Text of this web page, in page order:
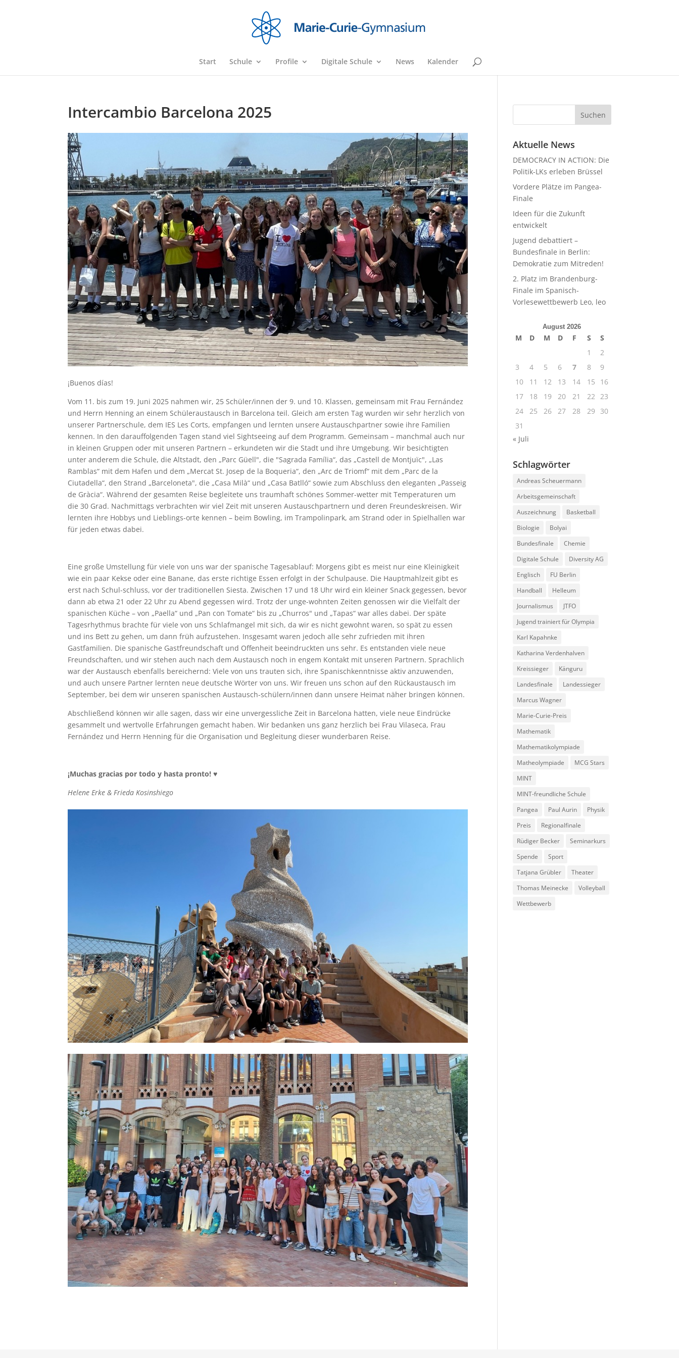
Start Schule Profile Digitale Schule News Kalender
Intercambio Barcelona 2025
¡Buenos días!
Vom 11. bis zum 19. Juni 2025 nahmen wir, 25 Schüler/innen der 9. und 10. Klassen, gemeinsam mit Frau Fernández
und Herrn Henning an einem Schüleraustausch in Barcelona teil. Gleich am ersten Tag wurden wir sehr herzlich von
unserer Partnerschule, dem IES Les Corts, empfangen und lernten unsere Austauschpartner sowie ihre Familien
kennen. In den darauffolgenden Tagen stand viel Sightseeing auf dem Programm. Gemeinsam – manchmal auch nur
in kleinen Gruppen oder mit unseren Partnern – erkundeten wir die Stadt und ihre Umgebung. Wir besichtigten
unter anderem die Schule, die Altstadt, den „Parc Güell", die "Sagrada Família“, das „Castell de Montjuïc", „Las
Ramblas“ mit dem Hafen und dem „Mercat St. Josep de la Boqueria“, den „Arc de Triomf“ mit dem „Parc de la
Ciutadella“, den Strand „Barceloneta", die „Casa Milà“ und „Casa Batlló“ sowie zum Abschluss den eleganten „Passeig
de Gràcia“. Während der gesamten Reise begleitete uns traumhaft schönes Sommer-wetter mit Temperaturen um
die 30 Grad. Nachmittags verbrachten wir viel Zeit mit unseren Austauschpartnern und deren Freundeskreisen. Wir
lernten ihre Hobbys und Lieblings-orte kennen – beim Bowling, im Trampolinpark, am Strand oder in Spielhallen war
für jeden etwas dabei.
Eine große Umstellung für viele von uns war der spanische Tagesablauf: Morgens gibt es meist nur eine Kleinigkeit
wie ein paar Kekse oder eine Banane, das erste richtige Essen erfolgt in der Schulpause. Die Hauptmahlzeit gibt es
erst nach Schul-schluss, vor der traditionellen Siesta. Zwischen 17 und 18 Uhr wird ein kleiner Snack gegessen, bevor
dann ab etwa 21 oder 22 Uhr zu Abend gegessen wird. Trotz der unge-wohnten Zeiten genossen wir die Vielfalt der
spanischen Küche – von „Paella“ und „Pan con Tomate“ bis zu „Churros" und „Tapas“ war alles dabei. Der späte
Tagesrhythmus brachte für viele von uns Schlafmangel mit sich, da wir es nicht gewohnt waren, so spät zu essen
und ins Bett zu gehen, um dann früh aufzustehen. Insgesamt waren jedoch alle sehr zufrieden mit ihren
Gastfamilien. Die spanische Gastfreundschaft und Offenheit beeindruckten uns sehr. Es entstanden viele neue
Freundschaften, und wir stehen auch nach dem Austausch noch in engem Kontakt mit unseren Partnern. Sprachlich
war der Austausch ebenfalls bereichernd: Viele von uns trauten sich, ihre Spanischkenntnisse aktiv anzuwenden,
und auch unsere Partner lernten neue deutsche Wörter von uns. Wir freuen uns schon auf den Rückaustausch im
September, bei dem wir unseren spanischen Austausch-schülern/innen dann unsere Heimat näher bringen können.
Abschließend können wir alle sagen, dass wir eine unvergessliche Zeit in Barcelona hatten, viele neue Eindrücke
gesammelt und wertvolle Erfahrungen gemacht haben. Wir bedanken uns ganz herzlich bei Frau Vilaseca, Frau
Fernández und Herrn Henning für die Organisation und Begleitung dieser wunderbaren Reise.
¡Muchas gracias por todo y hasta pronto!♥️
Helene Erke & Frieda Kosinshiego
Aktuelle News
DEMOCRACY IN ACTION: Die
Politik-LKs erleben Brüssel
Vordere Plätze im Pangea-
Finale
Ideen für die Zukunft
entwickelt
Jugend debattiert –
Bundesfinale in Berlin:
Demokratie zum Mitreden!
2. Platz im Brandenburg-
Finale im Spanisch-
Vorlesewettbewerb Leo, leo
August 2026
M D M D F S
S
1
2
3
4 5 6 7 8
9
10
11 12 13 14 15
16
17
18 19 20 21 22 23
24
25 26 27 28 29
30
31
« Juli
Schlagwörter
Andreas Scheuermann
Arbeitsgemeinschaft
Auszeichnung
Basketball
Biologie
Bolyai
Bundesfinale
Chemie
Digitale Schule
Diversity AG
Englisch
FU Berlin
Handball
Helleum
Journalismus
JTFO
Jugend trainiert für Olympia
Karl Kapahnke
Katharina Verdenhalven
Kreissieger
Känguru
Landesfinale
Landessieger
Marcus Wagner
Marie-Curie-Preis
Mathematik
Mathematikolympiade
Matheolympiade
MCG Stars
MINT
MINT-freundliche Schule
Pangea
Paul Aurin
Physik
Preis
Regionalfinale
Rüdiger Becker
Seminarkurs
Spende
Sport
Tatjana Grübler
Theater
Thomas Meinecke
Volleyball
Wettbewerb